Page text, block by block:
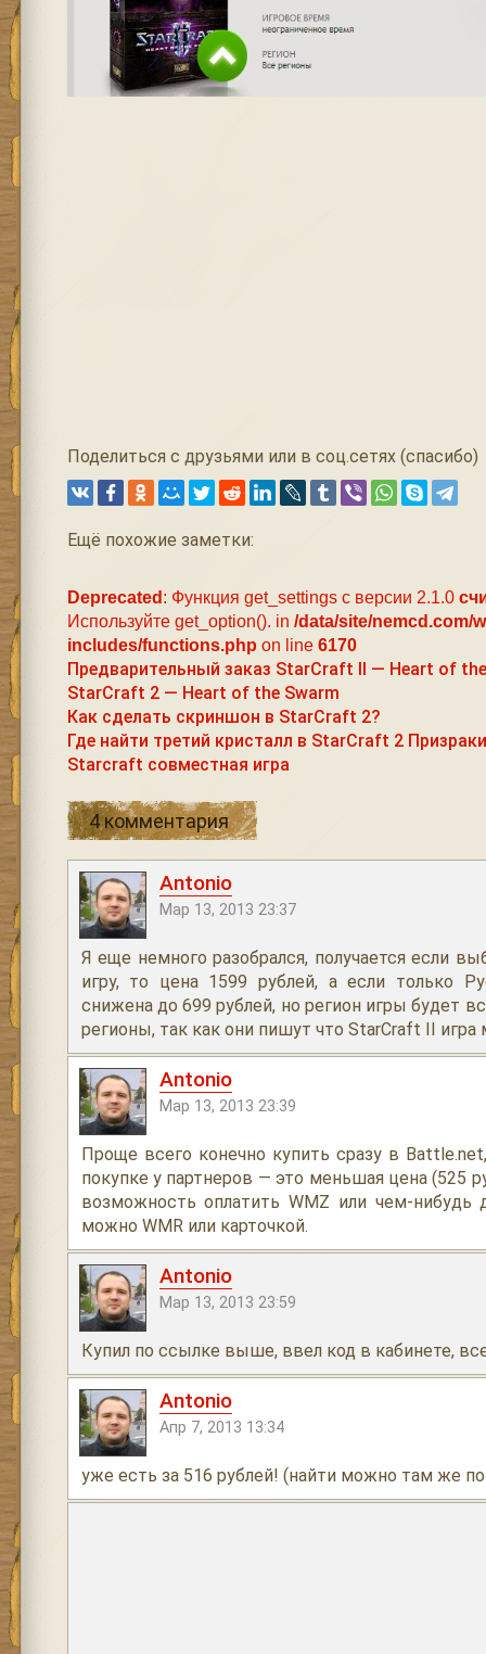
Поделиться с друзьями или в соц.сетях (спасибо)
Ещё похожие заметки:
Deprecated : Функция get_settings с версии 2.1.0
Используйте get_option(). in /data/site/nemcd.com/
includes/functions.php on line 6170
Предварительный заказ StarCraft II — Heart of
StarCraft 2 — Heart of the Swarm
Как сделать скриншон в StarCraft 2?
Где найти третий кристалл в StarCraft 2
Starcraft совместная игра
4 комментария
Antonio
Мар 13, 2013 23:37
Я еще немного разобрался, получается если
игру, то цена 1599 рублей, а если только
снижена до 699 рублей, но регион игры будет
регионы, так как они пишут что StarCraft II игра
Antonio
Мар 13, 2013 23:39
Проще всего конечно купить сразу в
покупке у партнеров — это меньшая цена (525
возможность оплатить WMZ или чем-
можно WMR или карточкой.
Antonio
Мар 13, 2013 23:59
Купил по ссылке выше, ввел код в кабинете,
Antonio
Апр 7, 2013 13:34
уже есть за 516 рублей! (найти можно там же